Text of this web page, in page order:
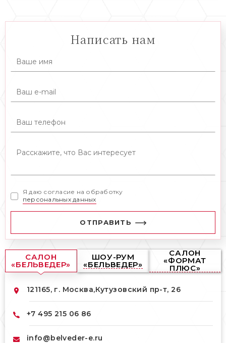
Написать нам
Я даю согласие на обработку
персональных данных
ОТПРАВИТЬ
САЛОН
«БЕЛЬВЕДЕР»
ШОУ-РУМ
«БЕЛЬВЕДЕР»
САЛОН
«ФОРМАТ
ПЛЮС»
121165, г. Москва,Кутузовский пр-т, 26
+7 495 215 06 86
info@belveder-e.ru